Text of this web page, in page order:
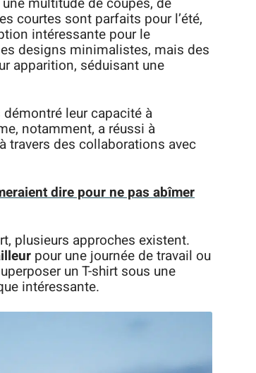
courtes sont parfaits pour l’été,
intéressante pour le
designs minimalistes, mais des
apparition, séduisant une
leur capacité à
notamment, a réussi à
travers des collaborations avec
dire pour ne pas abîmer
plusieurs approches existent.
pour une journée de travail ou
un T-shirt sous une
intéressante.